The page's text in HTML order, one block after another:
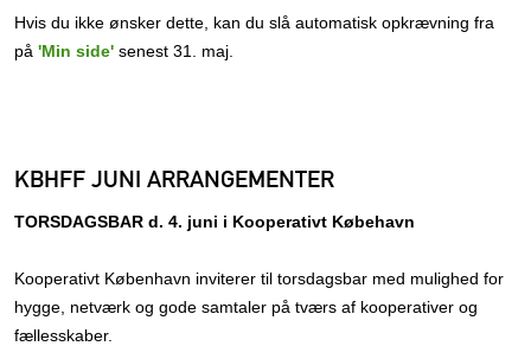
Hvis du ikke ønsker dette, kan du slå automatisk opkrævning fra
på 'Min side' senest 31. maj.
KBHFF JUNI ARRANGEMENTER
TORSDAGSBAR d. 4. juni i Kooperativt Købehavn
Kooperativt København inviterer til torsdagsbar med mulighed for
hygge, netværk og gode samtaler på tværs af kooperativer og
fællesskaber.